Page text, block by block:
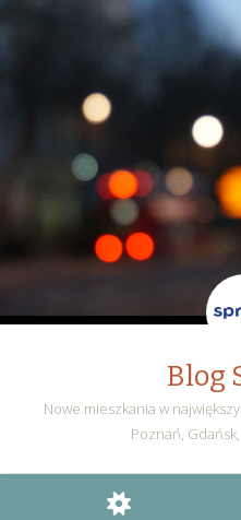
Blog
Nowe mieszkania w
Poznań,
WIDGETS
SEARCH